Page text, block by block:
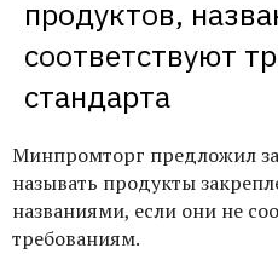
продуктов,
соответствуют
стандарта
Минпромторг предложил
называть продукты
названиями, если они не
требованиям.